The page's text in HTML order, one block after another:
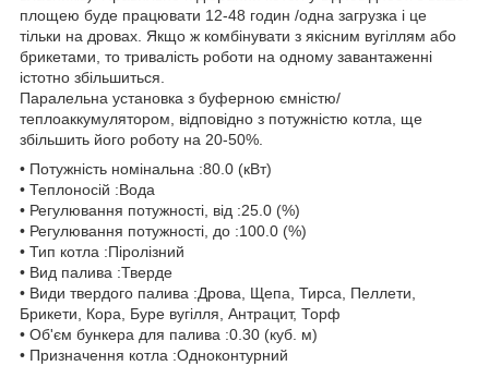
площею буде працювати 12-48 годин /одна загрузка і це
тільки на дровах. Якщо ж комбінувати з якісним вугіллям або
брикетами, то тривалість роботи на одному завантаженні
істотно збільшиться.
Паралельна установка з буферною ємністю/
теплоаккумулятором, відповідно з потужністю котла, ще
збільшить його роботу на 20-50%.
• Потужність номінальна :80.0 (кВт)
• Теплоносій :Вода
• Регулювання потужності, від :25.0 (%)
• Регулювання потужності, до :100.0 (%)
• Тип котла :Піролізний
• Вид палива :Тверде
• Види твердого палива :Дрова, Щепа, Тирса, Пеллети,
Брикети, Кора, Буре вугілля, Антрацит, Торф
• Об'єм бункера для палива :0.30 (куб. м)
• Призначення котла :Одноконтурний